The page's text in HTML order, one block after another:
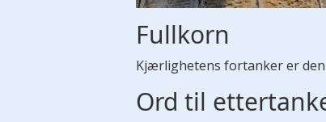
Fullkorn
Kjærlighetens fortanker er
Ord til